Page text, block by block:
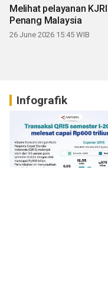
Melihat pelayanan KJRI
Penang Malaysia
26 June 2026 15:45 WIB
Infografik